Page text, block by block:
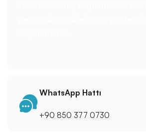
WhatsApp Hattı
+90 850 377 0730